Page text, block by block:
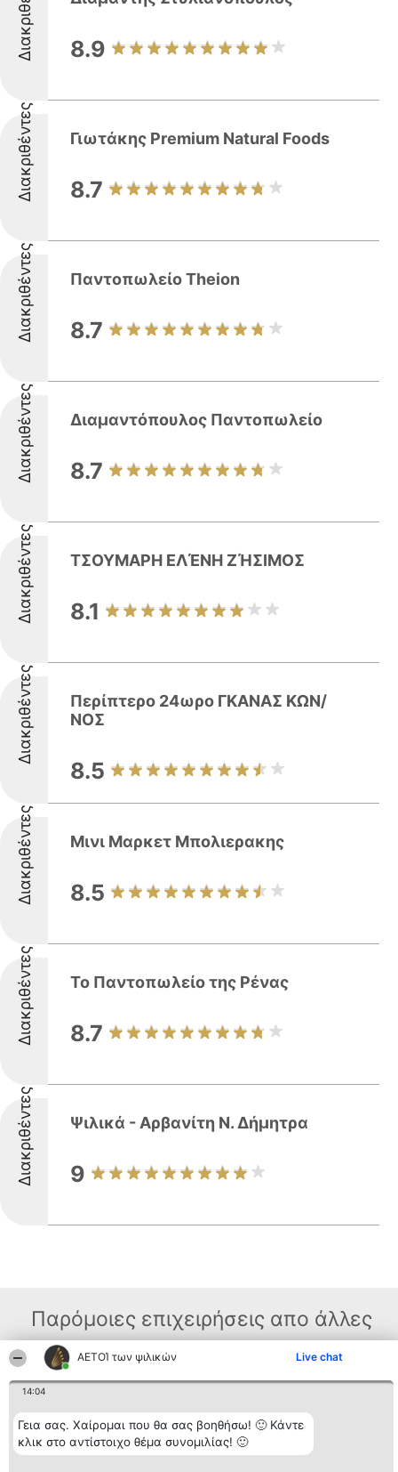
ΑΕΤΟΊ των ψιλικών Live chat
14:04
Γεια σας. Χαίρομαι που θα σας βοηθήσω! 🙂 Κάντε
κλικ στο αντίστοιχο θέμα συνομιλίας! 🙂
8.9
Διακριθέντες Γιωτάκης Premium Natural Foods
8.7
Διακριθέντες Παντοπωλείο Τheion
8.7
Διακριθέντες Διαμαντόπουλος Παντοπωλείο
8.7
Διακριθέντες ΤΣΟΥΜΑΡΗ ΕΛΈΝΗ ΖΉΣΙΜΟΣ
8.1
Διακριθέντες
Περίπτερο 24ωρο ΓΚΑΝΑΣ ΚΩΝ/
ΝΟΣ
8.5
Διακριθέντες Μινι Μαρκετ Μπολιερακης
8.5
Διακριθέντες Το Παντοπωλείο της Ρένας
8.7
Διακριθέντες Ψιλικά - Αρβανίτη Ν. Δήμητρα
9
Παρόμοιες επιχειρήσεις απο άλλες
περιοχές
κατάταξης
BEAUTIFUL COMPANY
Μονοπρόσωπη ΙΚΕ
Διακριθέντες
Λίστα όλων
των
Επικοινωνία